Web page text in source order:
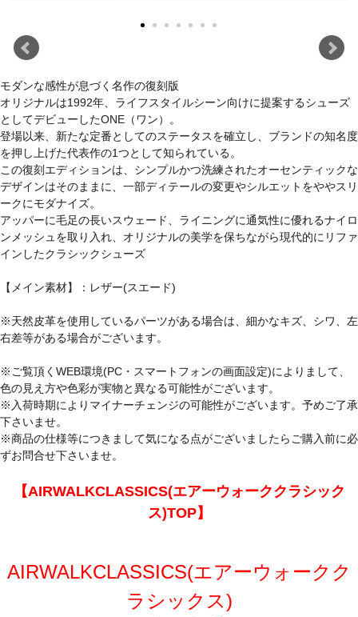
モダンな感性が息づく名作の復刻版
オリジナルは1992年、ライフスタイルシーン向けに提案するシューズ
としてデビューしたONE（ワン）。
登場以来、新たな定番としてのステータスを確立し、ブランドの知名度
を押し上げた代表作の1つとして知られている。
この復刻エディションは、シンプルかつ洗練されたオーセンティックな
デザインはそのままに、一部ディテールの変更やシルエットをややスリ
ークにモダナイズ。
アッパーに毛足の長いスウェード、ライニングに通気性に優れるナイロ
ンメッシュを取り入れ、オリジナルの美学を保ちながら現代的にリファ
インしたクラシックシューズ
【メイン素材】：レザー(スエード)
※天然皮革を使用しているパーツがある場合は、細かなキズ、シワ、左
右差等がある場合がございます。
※ご覧頂くWEB環境(PC・スマートフォンの画面設定)によりまして、
色の見え方や色彩が実物と異なる可能性がございます。
※入荷時期によりマイナーチェンジの可能性がございます。予めご了承
下さいませ。
※商品の仕様等につきまして気になる点がございましたらご購入前に必
ずお問合せ下さいませ。
【AIRWALKCLASSICS(エアーウォーククラシック
ス)TOP】
AIRWALKCLASSICS(エアーウォークク
ラシックス)